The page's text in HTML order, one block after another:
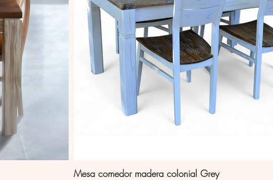
Mesa comedor madera colonial Grey